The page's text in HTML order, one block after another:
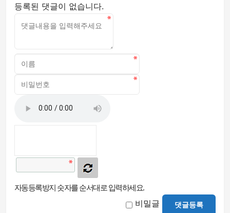
등록된 댓글이 없습니다.
자동등록방지 숫자를 순서대로 입력하세요.
비밀글 댓글등록